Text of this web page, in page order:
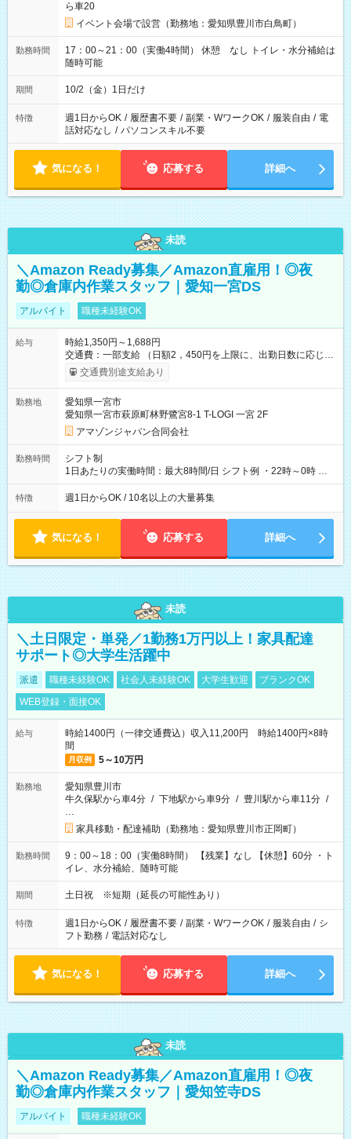
ら車20
イベント会場で設営（勤務地：愛知県豊川市白鳥町）
勤務時間
17：00～21：00（実働4時間） 休憩 なし トイレ・水分補給は
随時可能
期間 10/2（金）1日だけ
特徴 週1日からOK / 履歴書不要 / 副業・WワークOK / 服装自由 / 電
話対応なし / パソコンスキル不要
気になる！ 応募する 詳細へ
未読
＼Amazon Ready募集／Amazon直雇用！◎夜
勤◎倉庫内作業スタッフ｜愛知一宮DS
アルバイト 職種未経験OK
給与
時給1,350円～1,688円
交通費：一部支給 （日額2，450円を上限に、出勤日数に応じて
実費支給） ※22:00～翌5:00までは時給25%UP！ ■給与前払い
制度あり ※前払い額の上限あり、手数料無料（Amazon負担）
交通費別途支給あり
勤務地
愛知県一宮市
愛知県一宮市萩原町林野鷺宮8-1 T-LOGI 一宮 2F
アマゾンジャパン合同会社
勤務時間
シフト制
1日あたりの実働時間：最大8時間/日 シフト例 ・22時～0時 入
社後、就業可能シフトをご確認の上、申請してください。
特徴 週1日からOK / 10名以上の大量募集
気になる！ 応募する 詳細へ
未読
＼土日限定・単発／1勤務1万円以上！家具配達
サポート◎大学生活躍中
派遣 職種未経験OK 社会人未経験OK 大学生歓迎
ブランクOK
WEB登録・面接OK
給与
時給1400円（一律交通費込）収入11,200円 時給1400円×8時
間
月収例 5～10万円
勤務地
愛知県豊川市
牛久保駅から車4分 / 下地駅から車9分 / 豊川駅から車11分 /
…
家具移動・配達補助（勤務地：愛知県豊川市正岡町）
勤務時間
9：00～18：00（実働8時間） 【残業】なし 【休憩】60分 ・ト
イレ、水分補給、随時可能
期間 土日祝 ※短期（延長の可能性あり）
特徴 週1日からOK / 履歴書不要 / 副業・WワークOK / 服装自由 / シ
フト勤務 / 電話対応なし
気になる！ 応募する 詳細へ
未読
＼Amazon Ready募集／Amazon直雇用！◎夜
勤◎倉庫内作業スタッフ｜愛知笠寺DS
アルバイト 職種未経験OK